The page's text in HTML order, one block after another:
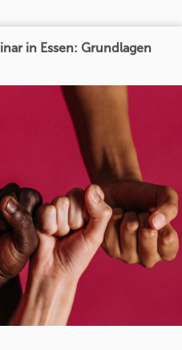
in Essen: Grundlagen